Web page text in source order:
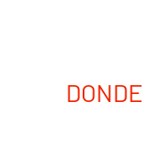
DONDE